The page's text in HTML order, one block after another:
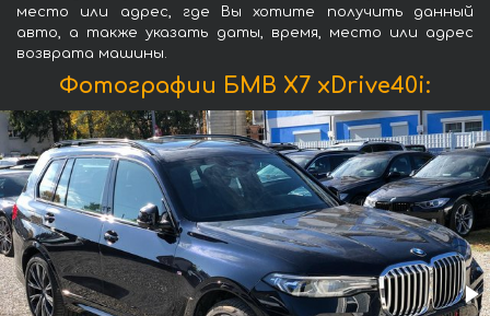
место или адрес, где Вы хотите получить данный
авто, а также указать даты, время, место или адрес
возврата машины.
Фотографии БМВ X7 xDrive40i: